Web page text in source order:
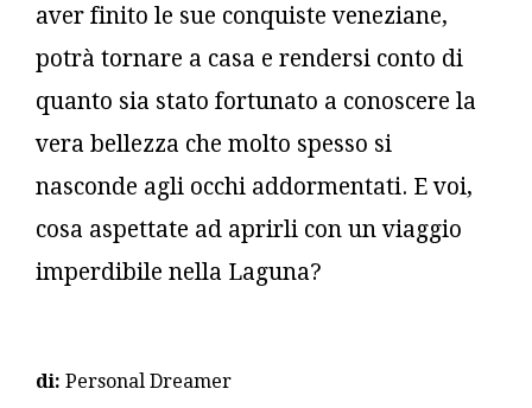
aver finito le sue conquiste veneziane,
potrà tornare a casa e rendersi conto di
quanto sia stato fortunato a conoscere la
vera bellezza che molto spesso si
nasconde agli occhi addormentati. E voi,
cosa aspettate ad aprirli con un viaggio
imperdibile nella Laguna?
di: Personal Dreamer